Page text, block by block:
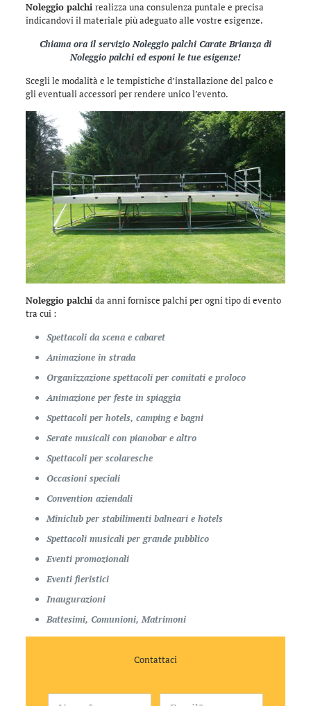
Noleggio palchi realizza una consulenza puntale e precisa
indicandovi il materiale più adeguato alle vostre esigenze.
Chiama ora il servizioNoleggio palchi Carate Brianza di
Noleggio palchi ed esponi le tue esigenze!
Scegli le modalità e le tempistiche d’installazione del palco e
gli eventuali accessori per rendere unico l’evento.
Noleggio palchi da anni fornisce palchi per ogni tipo di evento
tra cui :
Spettacoli da scena e cabaret
Animazione in strada
Organizzazione spettacoli per comitati e proloco
Animazione per feste in spiaggia
Spettacoli per hotels, camping e bagni
Serate musicali con pianobar e altro
Spettacoli per scolaresche
Occasioni speciali
Convention aziendali
Miniclub per stabilimenti balneari e hotels
Spettacoli musicali per grande pubblico
Eventi promozionali
Eventi fieristici
Inaugurazioni
Battesimi, Comunioni, Matrimoni
Contattaci
N
E